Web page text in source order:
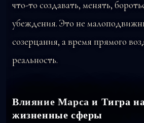
что-то создавать, менять,
убеждения. Это не
созерцания, а время прямого
реальность.
Влияние Марса и Тигра
жизненные сферы